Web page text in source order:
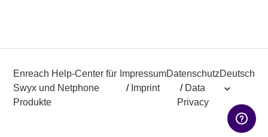
Enreach Help-Center für
Swyx und Netphone
Produkte
Impressum
/ Imprint
Datenschutz
/ Data
Privacy
Deutsch